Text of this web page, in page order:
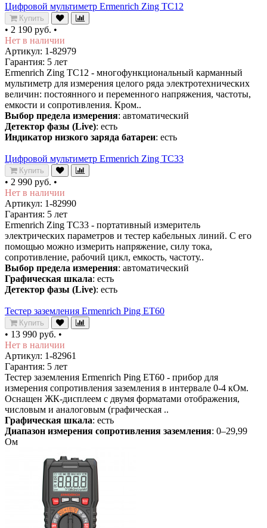
Цифровой мультиметр Ermenrich Zing TC12
Купить
• 2 190 руб. •
Нет в наличии
Артикул: 1-82979
Гарантия: 5 лет
Ermenrich Zing TC12 - многофункциональный карманный
мультиметр для измерения целого ряда электротехнических
величин: постоянного и переменного напряжения, частоты,
емкости и сопротивления. Кром..
Выбор предела измерения: автоматический
Детектор фазы (Live): есть
Индикатор низкого заряда батареи: есть
Цифровой мультиметр Ermenrich Zing TC33
Купить
• 2 990 руб. •
Нет в наличии
Артикул: 1-82990
Гарантия: 5 лет
Ermenrich Zing TC33 - портативный измеритель
электрических параметров и тестер кабельных линий. С его
помощью можно измерить напряжение, силу тока,
сопротивление, рабочий цикл, емкость, частоту..
Выбор предела измерения: автоматический
Графическая шкала: есть
Детектор фазы (Live): есть
Тестер заземления Ermenrich Ping ET60
Купить
• 13 990 руб. •
Нет в наличии
Артикул: 1-82961
Гарантия: 5 лет
Тестер заземления Ermenrich Ping ET60 - прибор для
измерения сопротивления заземления в интервале 0-4 кОм.
Оснащен ЖК-дисплеем с двумя форматами отображения,
числовым и аналоговым (графическая ..
Графическая шкала: есть
Диапазон измерения сопротивления заземления: 0–29,99
Ом